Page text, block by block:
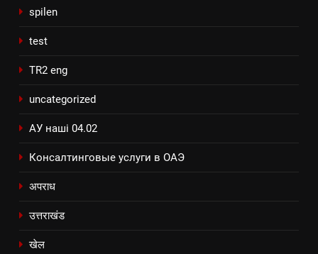
spilen
test
TR2 eng
uncategorized
АУ наші 04.02
Консалтинговые услуги в ОАЭ
अपराध
उत्तराखंड
खेल